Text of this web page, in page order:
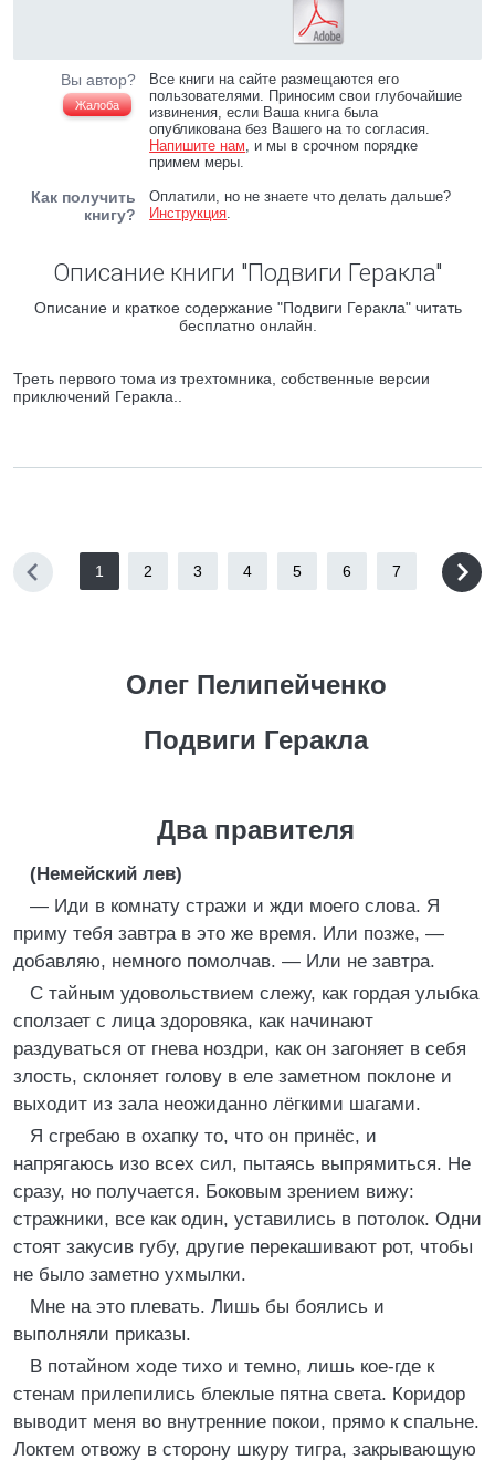
Вы автор?
Жалоба
Все книги на сайте размещаются его
пользователями. Приносим свои глубочайшие
извинения, если Ваша книга была
опубликована без Вашего на то согласия.
Напишите нам, и мы в срочном порядке
примем меры.
Как получить
книгу?
Оплатили, но не знаете что делать дальше?
Инструкция.
Описание книги "Подвиги Геракла"
Описание и краткое содержание "Подвиги Геракла" читать
бесплатно онлайн.
Треть первого тома из трехтомника, собственные версии
приключений Геракла..
1 2 3 4 5 6 7
Олег Пелипейченко
Подвиги Геракла
Два правителя
(Немейский лев)
— Иди в комнату стражи и жди моего слова. Я
приму тебя завтра в это же время. Или позже, —
добавляю, немного помолчав. — Или не завтра.
С тайным удовольствием слежу, как гордая улыбка
сползает с лица здоровяка, как начинают
раздуваться от гнева ноздри, как он загоняет в себя
злость, склоняет голову в еле заметном поклоне и
выходит из зала неожиданно лёгкими шагами.
Я сгребаю в охапку то, что он принёс, и
напрягаюсь изо всех сил, пытаясь выпрямиться. Не
сразу, но получается. Боковым зрением вижу:
стражники, все как один, уставились в потолок. Одни
стоят закусив губу, другие перекашивают рот, чтобы
не было заметно ухмылки.
Мне на это плевать. Лишь бы боялись и
выполняли приказы.
В потайном ходе тихо и темно, лишь кое-где к
стенам прилепились блеклые пятна света. Коридор
выводит меня во внутренние покои, прямо к спальне.
Локтем отвожу в сторону шкуру тигра, закрывающую